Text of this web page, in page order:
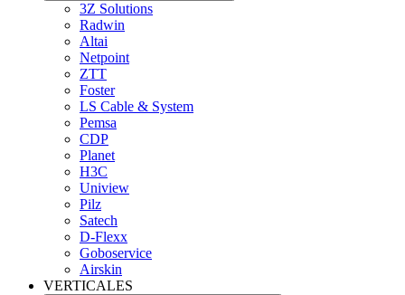
3Z Solutions
Radwin
Altai
Netpoint
ZTT
Foster
LS Cable & System
Pemsa
CDP
Planet
H3C
Uniview
Pilz
Satech
D-Flexx
Goboservice
Airskin
VERTICALES